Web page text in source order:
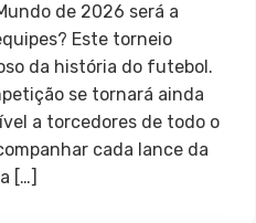
de 2026 será a
Este torneio
da história do futebol.
se tornará ainda
a torcedores de todo o
cada lance da
[…]